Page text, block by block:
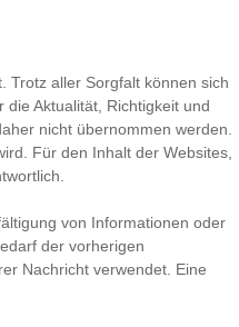
Trotz aller Sorgfalt können sich
Aktualität, Richtigkeit und
nicht übernommen werden.
Für den Inhalt der Websites,
von Informationen oder
der vorherigen
Nachricht verwendet. Eine